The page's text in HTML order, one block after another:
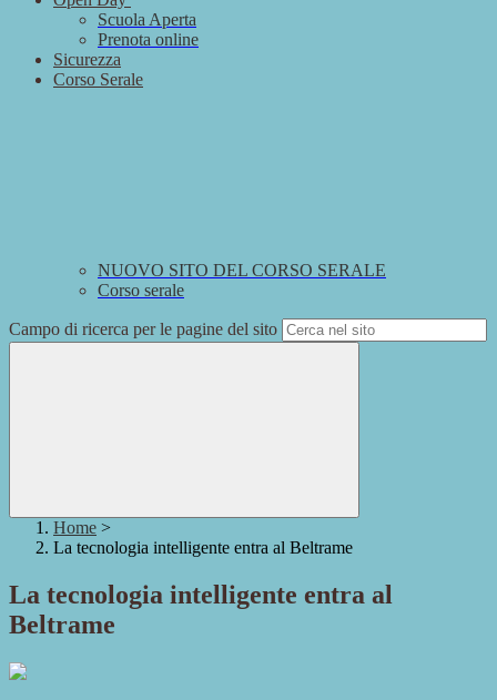
Scuola Aperta
Prenota online
Sicurezza
Corso Serale
NUOVO SITO DEL CORSO SERALE
Corso serale
Campo di ricerca per le pagine del sito
Home >
La tecnologia intelligente entra al Beltrame
La tecnologia intelligente entra al
Beltrame